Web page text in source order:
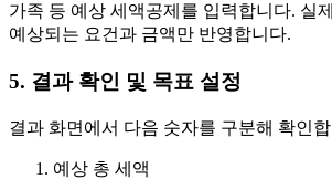
가족 등 예상 세액공제를 입력합니다. 실
예상되는 요건과 금액만 반영합니다.
5. 결과 확인 및 목표 설정
결과 화면에서 다음 숫자를 구분해 확인
예상 총 세액